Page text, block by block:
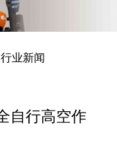
行业新闻
自行高空作